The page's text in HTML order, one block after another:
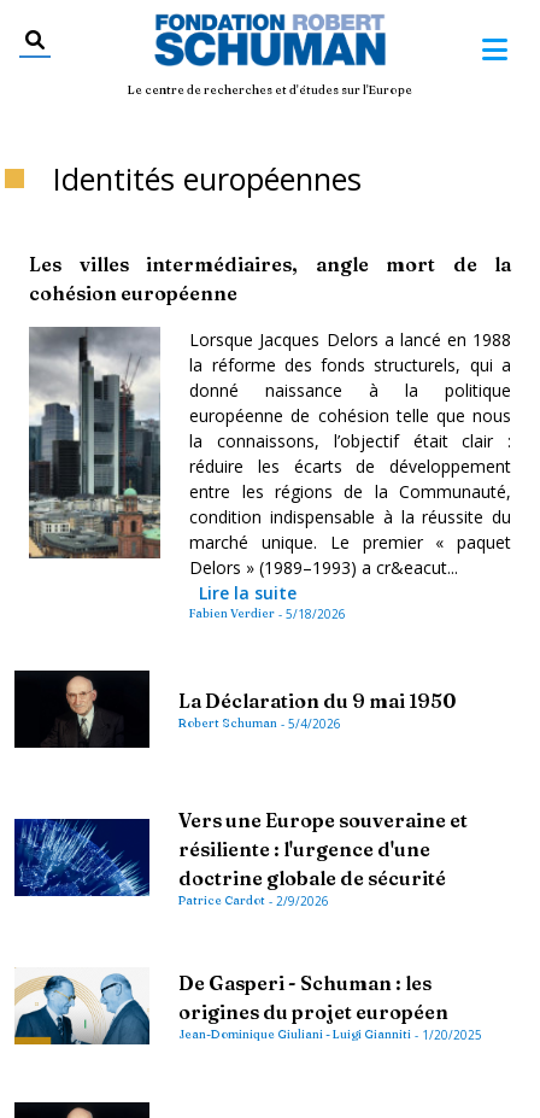
Le centre de recherches et d'études sur l'Europe
Identités européennes
Les villes intermédiaires, angle mort de la
cohésion européenne
Lorsque Jacques Delors a lancé en 1988
la réforme des fonds structurels, qui a
donné naissance à la politique
européenne de cohésion telle que nous
la connaissons, l’objectif était clair :
réduire les écarts de développement
entre les régions de la Communauté,
condition indispensable à la réussite du
marché unique. Le premier « paquet
Delors » (1989–1993) a cr&eacut...
Lire la suite
Fabien Verdier -5/18/2026
La Déclaration du 9 mai 1950
Robert Schuman - 5/4/2026
Vers une Europe souveraine et
résiliente : l'urgence d'une
doctrine globale de sécurité
Patrice Cardot - 2/9/2026
De Gasperi - Schuman : les
origines du projet européen
Jean-Dominique Giuliani - Luigi Gianniti - 1/20/2025